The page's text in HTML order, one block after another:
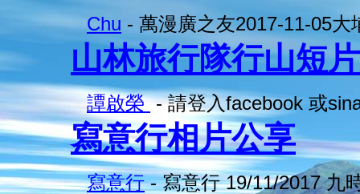
Chu - 萬漫廣之友2017-11-05
山林旅行隊行山短
譚啟榮- 請登入facebook 或
寫意行相片公享
寫意行- 寫意行 19/11/2017 九